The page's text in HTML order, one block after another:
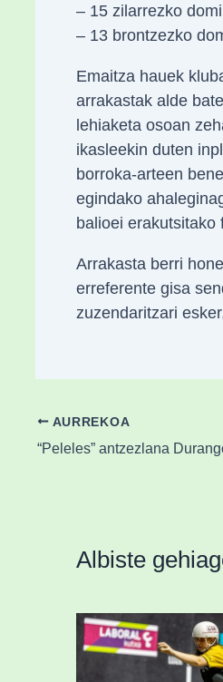
– 15 zilarrezko
– 13 brontzezko
Emaitza hauek
arrakastak alde
lehiaketa osoan
ikasleekin duten
borroka-arteen
egindako
balioei erakutsitako
Arrakasta berri
erreferente gisa
zuzendaritzari
AURREKOA
Albiste